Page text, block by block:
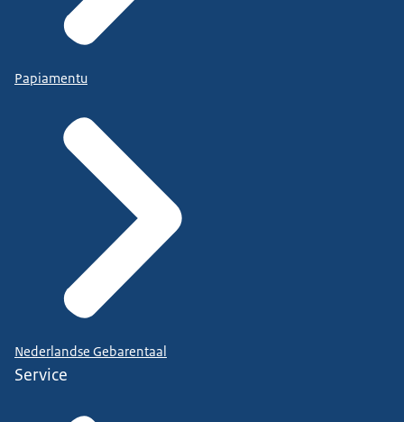
Papiamentu
Nederlandse Gebarentaal
Service